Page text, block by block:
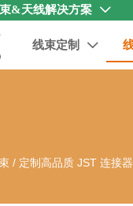
&天线解决方案 
线束定制 
/ 定制高品质 JST 连接